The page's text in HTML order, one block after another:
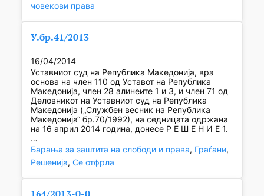
човекови права
У.бр.41/2013
16/04/2014
Уставниот суд на Република Македонија, врз
основа на член 110 од Уставот на Република
Македонија, член 28 алинеите 1 и 3, и член 71 од
Деловникот на Уставниот суд на Република
Македонија („Службен весник на Република
Mакедонија“ бр.70/1992), на седницата одржана
на 16 април 2014 година, донесе Р Е Ш Е Н И Е 1.
…
Барања за заштита на слободи и права, Граѓани
Решенија, Се отфрла